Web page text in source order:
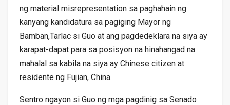
ng material misrepresentation sa paghahain ng
kanyang kandidatura sa pagiging Mayor ng
Bamban,Tarlac si Guo at ang pagdedeklara na siya ay
karapat-dapat para sa posisyon na hinahangad na
mahalal sa kabila na siya ay Chinese citizen at
residente ng Fujian, China.
Sentro ngayon si Guo ng mga pagdinig sa Senado